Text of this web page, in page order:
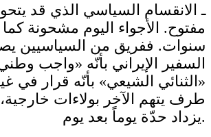
ـ الانقسام السياسي الذي قد
مفتوح. الأجواء اليوم مشحونة
سنوات. ففريق من السياسيين
السفير الإيراني بأنّه «واجب
«الثنائي الشيعي» بأنّه قرار في
طرف يتهم الآخر بولاءات
يزداد حدّة يوماً بعد يوم.